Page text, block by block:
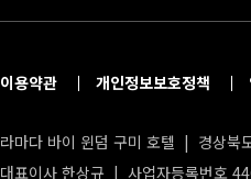
이용약관 개인정보보호정책
라마다 바이 윈덤 구미 호텔 | 경상
대표이사 한상규 | 사업자등록번호